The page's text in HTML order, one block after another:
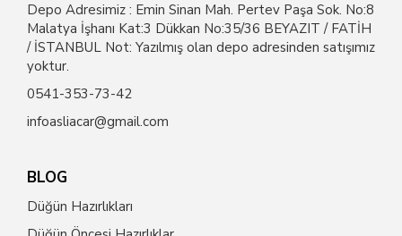
Depo Adresimiz : Emin Sinan Mah. Pertev Paşa Sok. No:8
Malatya İşhanı Kat:3 Dükkan No:35/36 BEYAZIT / FATİH
/ İSTANBUL Not: Yazılmış olan depo adresinden satışımız
yoktur.
0541-353-73-42
infoasliacar@gmail.com
BLOG
Düğün Hazırlıkları